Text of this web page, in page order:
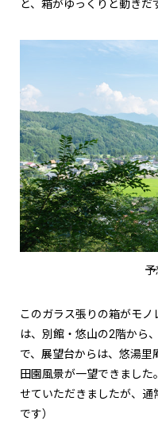
と、箱がゆっくりと動きだ
このガラス張りの箱がモ
は、別館・悠山の2階から
で、展望台からは、悠湯
田園風景が一望できまし
せていただきましたが、
です）